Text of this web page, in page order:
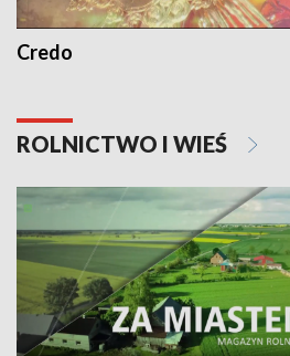
Credo
ROLNICTWO I WIEŚ